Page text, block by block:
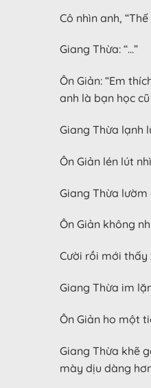
Cô nhìn anh,
Giang Thừa: “…”
Ôn Giản: “Em
anh là bạn học
Giang Thừa lạnh
Ôn Giản lén lút
Giang Thừa lườm
Ôn Giản không
Cười rồi mới thấy
Giang Thừa im
Ôn Giản ho một
Giang Thừa khẽ
mày dịu dàng